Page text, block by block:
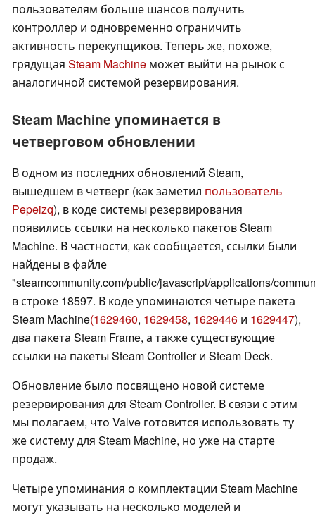
пользователям больше шансов получить
контроллер и одновременно ограничить
активность перекупщиков. Теперь же, похоже,
грядущая Steam Machine может выйти на рынок с
аналогичной системой резервирования.
Steam Machine упоминается в
четверговом обновлении
В одном из последних обновлений Steam,
вышедшем в четверг (как заметил пользователь
Pepeizq), в коде системы резервирования
появились ссылки на несколько пакетов Steam
Machine. В частности, как сообщается, ссылки были
найдены в файле
"steamcommunity.com/public/javascript/applications/
в строке 18597. В коде упоминаются четыре пакета
Steam Machine(1629460, 1629458, 1629446 и 1629447),
два пакета Steam Frame, а также существующие
ссылки на пакеты Steam Controller и Steam Deck.
Обновление было посвящено новой системе
резервирования для Steam Controller. В связи с этим
мы полагаем, что Valve готовится использовать ту
же систему для Steam Machine, но уже на старте
продаж.
Четыре упоминания о комплектации Steam Machine
могут указывать на несколько моделей и